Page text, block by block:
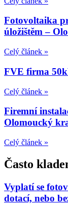
Fotovoltaika
úložištěm –
Celý článek »
FVE firma
Celý článek »
Firemní
Olomoucký
Celý článek »
Často
Vyplatí se
dotací, nebo